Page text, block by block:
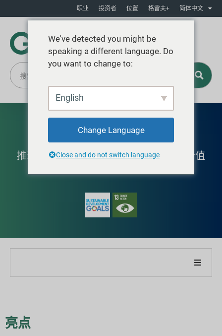
职业 投资者 位置 格雷夫+ 简体中文
自动化与数字技术
推动技术支持的现代化和数字化，创造价值
亮点
We've detected you might be
speaking a different language. Do
you want to change to:
English
Change Language
Close and do not switch language